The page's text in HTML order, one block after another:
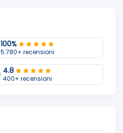
100%
5.780+ recensioni
4.8
400+ recensioni